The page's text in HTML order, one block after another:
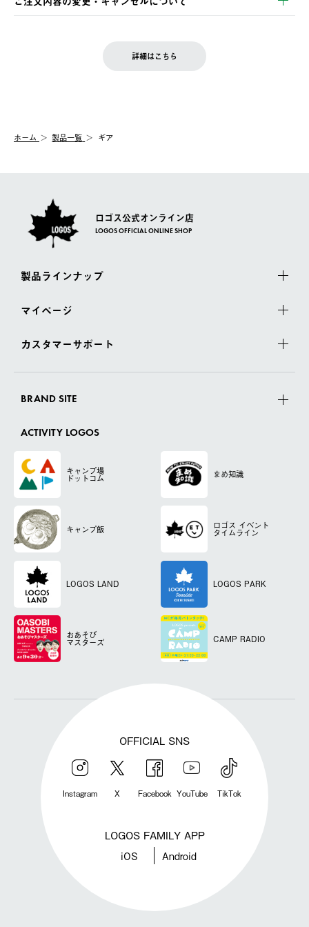
の発送となる場合がございます。
【配送業者】
佐川急便にて配送されます。
お客様都合の返品にかかる送料は、お客様ご負担とさせていただ
一度お手元の商品を返品いただき、ご希望商品を再注文してくだ
LOGOS FAMILY会員の方は、会員マイページ内 購入履歴画面に
詳細はこちら
ホーム 製品一覧 ギア
ロゴス公式オンライン店
LOGOS OFFICIAL ONLINE SHOP
製品ラインナップ
マイページ
カスタマーサポート
BRAND SITE
ACTIVITY LOGOS
キャンプ場
ドットコム まめ知識
キャンプ飯 ロゴス イベント
タイムライン
LOGOS LAND LOGOS PARK
おあそび
マスターズ CAMP RADIO
OFFICIAL SNS
Instagram X Facebook YouTube TikTok
LOGOS FAMILY APP
iOS Android